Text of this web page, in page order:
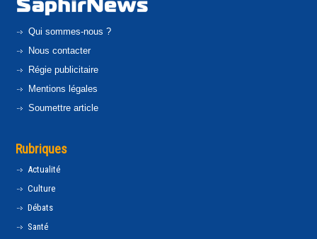
Qui sommes-nous ?
Nous contacter
Régie publicitaire
Mentions légales
Soumettre article
Rubriques
Actualité
Culture
Débats
Santé